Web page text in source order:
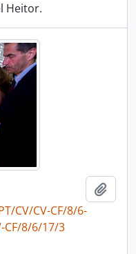
Heitor.
CV/CV-CF/8/6-
CF/8/6/17/3